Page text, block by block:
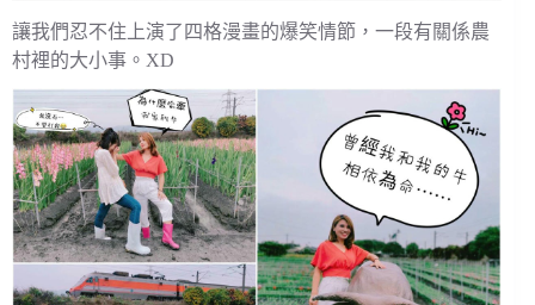
讓我們忍不住上演了四格漫畫的爆笑情節，一段有關係農
村裡的大小事。XD